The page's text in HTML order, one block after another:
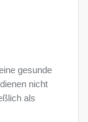
gesunde
nicht
als